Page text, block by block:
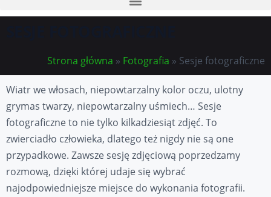
Strona główna » Fotografia » Sesje fotograficzne
Wiatr we włosach, niepowtarzalny kolor oczu, ulotny
grymas twarzy, niepowtarzalny uśmiech… Sesje
fotograficzne to nie tylko kilkadziesiąt zdjęć. To
zwierciadło człowieka, dlatego też nigdy nie są one
przypadkowe. Zawsze sesję zdjęciową poprzedzamy
rozmową, dzięki której udaje się wybrać
najodpowiedniejsze miejsce do wykonania fotografii.